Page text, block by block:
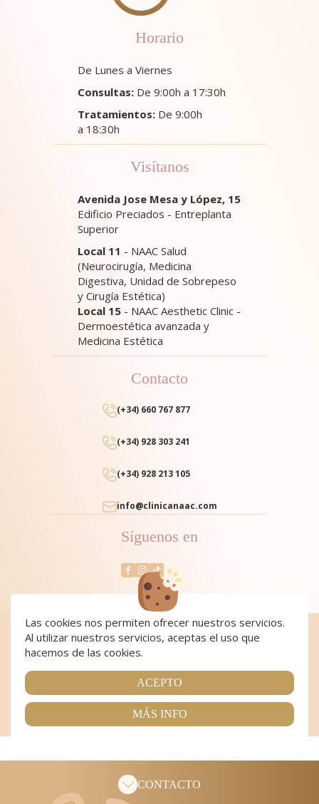
Las cookies nos permiten ofrecer nuestros servicios.
Al utilizar nuestros servicios, aceptas el uso que
hacemos de las cookies.
ACEPTO
MÁS INFO
CONTACTO
Horario
De Lunes a Viernes
Consultas: De 9:00h a 17:30h
Tratamientos: De 9:00h
a 18:30h
Visítanos
Avenida Jose Mesa y López, 15
Edificio Preciados - Entreplanta
Superior
Local 11 - NAAC Salud
(Neurocirugía, Medicina
Digestiva, Unidad de Sobrepeso
y Cirugía Estética)
Local 15 - NAAC Aesthetic Clinic -
Dermoestética avanzada y
Medicina Estética
Contacto
(+34) 660 767 877
(+34) 928 303 241
(+34) 928 213 105
info@clinicanaac.com
Síguenos en
Cookies| Cookies policy|Aviso Legal y Política de Privacidad
Condiciones de compra
Página realizada porWeb Las Palmas